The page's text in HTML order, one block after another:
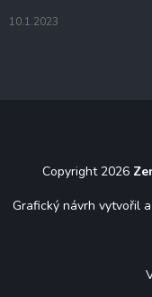
10.1.2023
Copyright 2026
Grafický návrh vytvořil